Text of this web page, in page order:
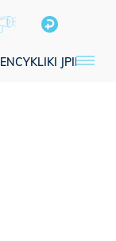
ENCYKLIKI JPII